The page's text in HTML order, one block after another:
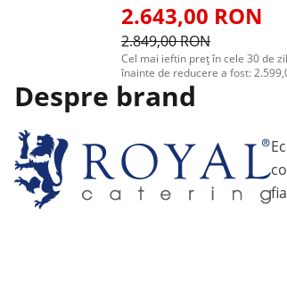
2.643,00 RON
2.849,00 RON
Cel mai ieftin preț în cele 30 de
înainte de reducere a fost:
Despre brand